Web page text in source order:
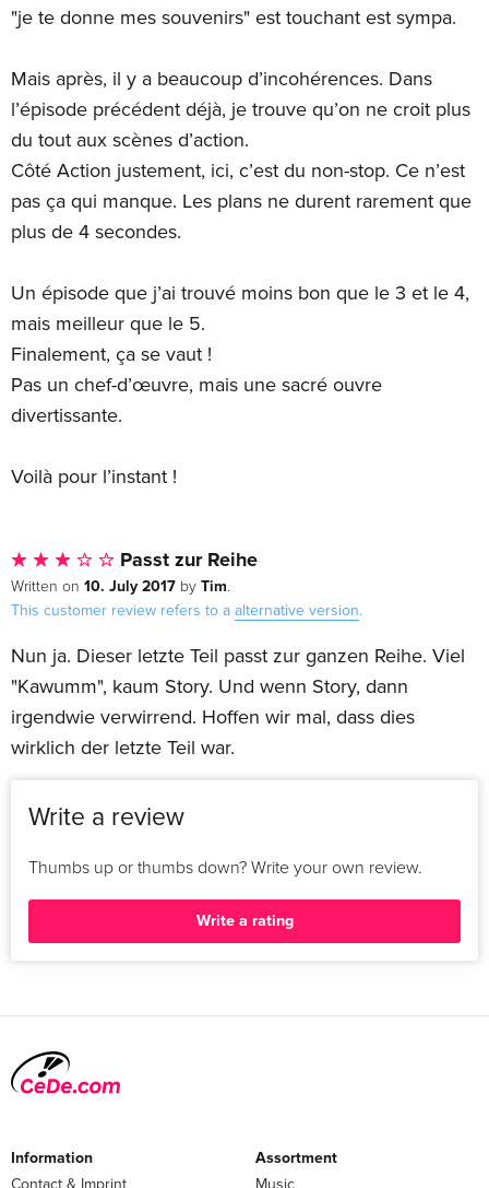
"je te donne mes souvenirs" est touchant est sympa.
Mais après, il y a beaucoup d’incohérences. Dans
l’épisode précédent déjà, je trouve qu’on ne croit plus
du tout aux scènes d’action.
Côté Action justement, ici, c’est du non-stop. Ce n’est
pas ça qui manque. Les plans ne durent rarement que
plus de 4 secondes.
Un épisode que j’ai trouvé moins bon que le 3 et le 4,
mais meilleur que le 5.
Finalement, ça se vaut !
Pas un chef-d’œuvre, mais une sacré ouvre
divertissante.
Voilà pour l’instant !
Passt zur Reihe
Written on 10. July 2017 by Tim.
This customer review refers to a alternative version.
Nun ja. Dieser letzte Teil passt zur ganzen Reihe. Viel
"Kawumm", kaum Story. Und wenn Story, dann
irgendwie verwirrend. Hoffen wir mal, dass dies
wirklich der letzte Teil war.
Write a review
Thumbs up or thumbs down? Write your own review.
Write a rating
Information
Contact & Imprint
Assortment
Music